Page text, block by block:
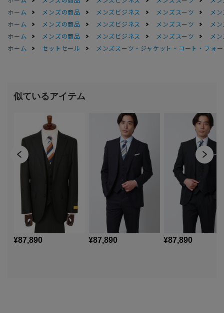
ホーム
メンズの商品 メンズビジネス メンズスーツ
メ
ホーム
メンズの商品 メンズビジネス メンズスーツ
メ
ホーム
メンズの商品 メンズビジネス メンズスーツ
メ
ホーム
セットセール メンズスーツ・ジャケット・コート・フォ